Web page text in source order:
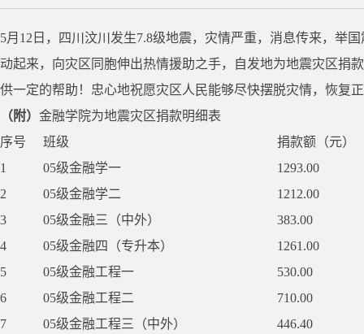
5月12日，四川汶川发生7.8级地震，灾情严重，消息传来，举
动起来，向灾区同胞伸出热情援助之手，自发地为地震灾区捐
供一定的帮助！忠心地祝愿灾区人民能够尽快摆脱灾情，恢复
（附） 金融学院为地震灾区捐款明细表
序号
班级
捐款额（元）
1
05级金融学一
1293.00
2
05级金融学二
1212.00
3
05级金融三（中外）
383.00
4
05级金融四（专升本）
1261.00
5
05级金融工程一
530.00
6
05级金融工程二
710.00
7
05级金融工程三（中外）
446.40